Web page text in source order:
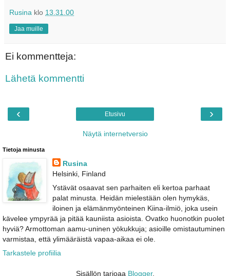
Rusina klo 13.31.00
Jaa muille
Ei kommentteja:
Lähetä kommentti
‹ ›
Etusivu
Näytä internetversio
Tietoja minusta
Rusina
Helsinki, Finland
Ystävät osaavat sen parhaiten eli kertoa parhaat
palat minusta. Heidän mielestään olen hymykäs,
iloinen ja elämänmyönteinen Kiina-ilmiö, joka usein
kävelee ympyrää ja pitää kauniista asioista. Ovatko huonotkin puolet
hyviä? Armottoman aamu-uninen yökukkuja; asioille omistautuminen
varmistaa, että ylimääräistä vapaa-aikaa ei ole.
Tarkastele profiilia
Sisällön tarjoaa Blogger.